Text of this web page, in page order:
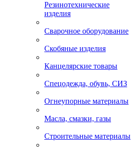
Резинотехнические
изделия
Сварочное оборудование
Скобяные изделия
Канцелярские товары
Спецодежда, обувь, СИЗ
Огнеупорные материалы
Масла, смазки, газы
Строительные материалы